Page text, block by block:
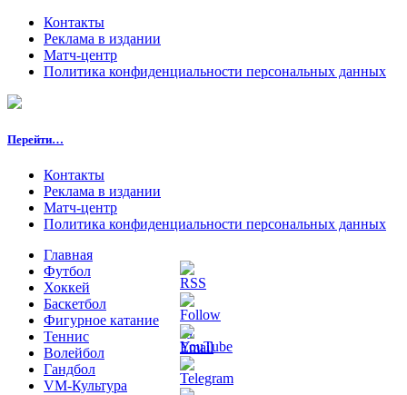
Контакты
Реклама в издании
Матч-центр
Политика конфиденциальности персональных данных
Перейти…
Контакты
Реклама в издании
Матч-центр
Политика конфиденциальности персональных данных
Главная
Футбол
Хоккей
Баскетбол
Фигурное катание
Теннис
Волейбол
Гандбол
VM-Культура